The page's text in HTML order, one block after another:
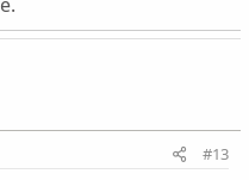
#13